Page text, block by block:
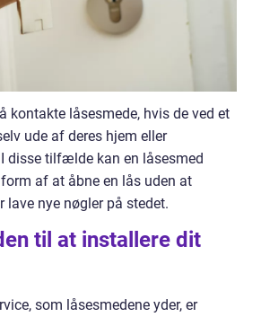
kontakte låsesmede, hvis de ved et
ude af deres hjem eller
disse tilfælde kan en låsesmed
af at åbne en lås uden at
lave nye nøgler på stedet.
til at installere dit
som låsesmedene yder, er